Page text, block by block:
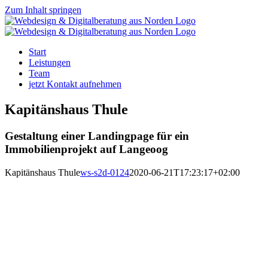
Zum Inhalt springen
Start
Leistungen
Team
jetzt Kontakt aufnehmen
Kapitänshaus Thule
Gestaltung einer Landingpage für ein
Immobilienprojekt auf Langeoog
Kapitänshaus Thulews-s2d-01242020-06-21T17:23:17+02:00